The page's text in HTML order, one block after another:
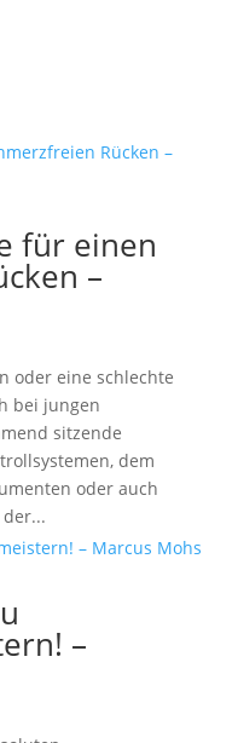
für einen
–
oder eine schlechte
bei jungen
sitzende
dem
oder auch
–